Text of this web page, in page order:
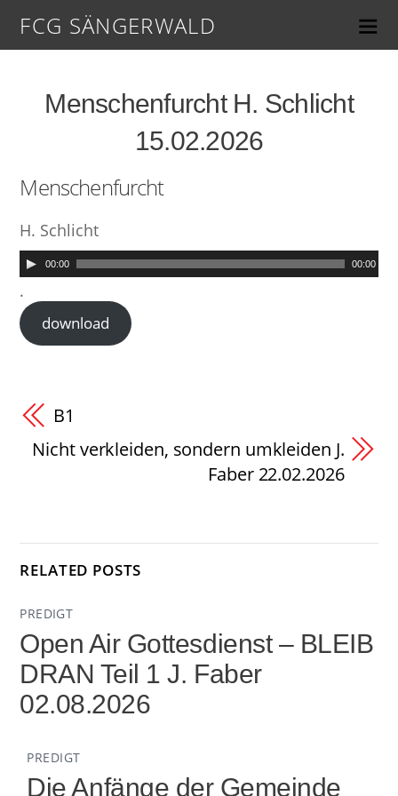
FCG SÄNGERWALD
Menschenfurcht H. Schlicht
15.02.2026
Menschenfurcht
H. Schlicht
00:00 00:00
.
download
B1
Nicht verkleiden, sondern umkleiden J.
Faber 22.02.2026
RELATED POSTS
PREDIGT
Open Air Gottesdienst – BLEIB
DRAN Teil 1 J. Faber
02.08.2026
PREDIGT
Die Anfänge der Gemeinde